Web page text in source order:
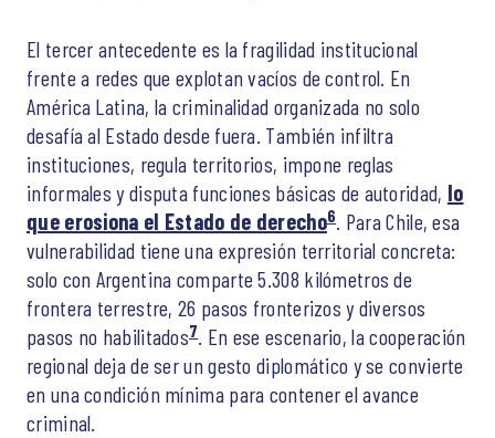
El tercer antecedente es la fragilidad institucional
frente a redes que explotan vacíos de control. En
América Latina, la criminalidad organizada no solo
desafía al Estado desde fuera. También infiltra
instituciones, regula territorios, impone reglas
informales y disputa funciones básicas de autoridad, lo
que erosiona el Estado de derecho6. Para Chile, esa
vulnerabilidad tiene una expresión territorial concreta:
solo con Argentina comparte 5.308 kilómetros de
frontera terrestre, 26 pasos fronterizos y diversos
pasos no habilitados7. En ese escenario, la cooperación
regional deja de ser un gesto diplomático y se convierte
en una condición mínima para contener el avance
criminal.